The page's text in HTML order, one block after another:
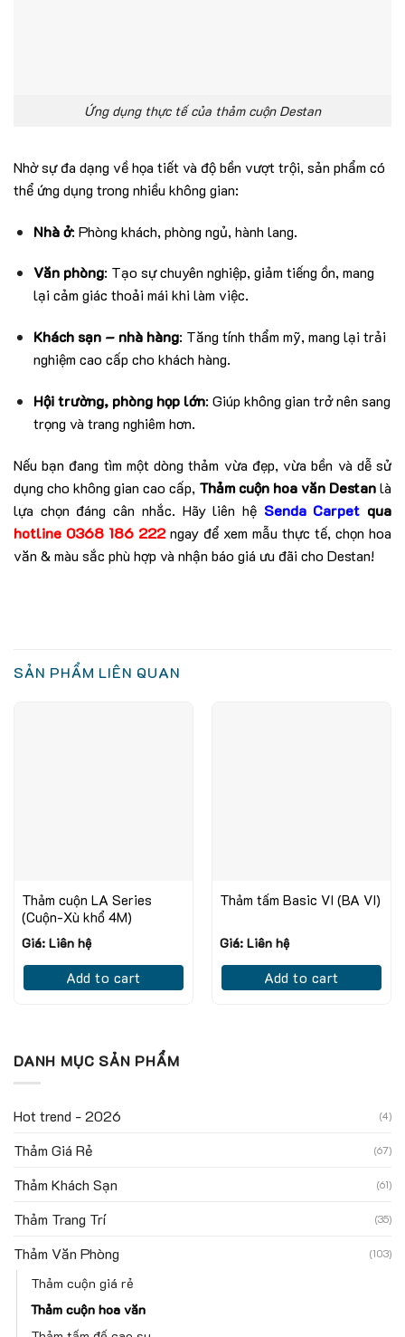
Ứng dụng thực tế của thảm cuộn Destan
Nhờ sự đa dạng về họa tiết và độ bền vượt trội, sản phẩm có
thể ứng dụng trong nhiều không gian:
Nhà ở: Phòng khách, phòng ngủ, hành lang.
Văn phòng: Tạo sự chuyên nghiệp, giảm tiếng ồn, mang
lại cảm giác thoải mái khi làm việc.
Khách sạn – nhà hàng: Tăng tính thẩm mỹ, mang lại trải
nghiệm cao cấp cho khách hàng.
Hội trường, phòng họp lớn: Giúp không gian trở nên sang
trọng và trang nghiêm hơn.
Nếu bạn đang tìm một dòng thảm vừa đẹp, vừa bền và dễ sử
dụng cho không gian cao cấp, Thảm cuộn hoa văn Destanlà
lựa chọn đáng cân nhắc. Hãy liên hệ Senda Carpet qua
hotline 0368 186 222ngay để xem mẫu thực tế, chọn hoa
văn & màu sắc phù hợp và nhận báo giá ưu đãi cho Destan!
SẢN PHẨM LIÊN QUAN
Thảm cuộn LA Series
(Cuộn-Xù khổ 4M)
Giá: Liên hệ
Add to cart
Thảm tấm Basic VI (BA VI)
Giá: Liên hệ
Add to cart
DANH MỤC SẢN PHẨM
Hot trend - 2026 (4)
Thảm Giá Rẻ (67)
Thảm Khách Sạn (61)
Thảm Trang Trí (35)
Thảm Văn Phòng (103)
Thảm cuộn giá rẻ
Thảm cuộn hoa văn